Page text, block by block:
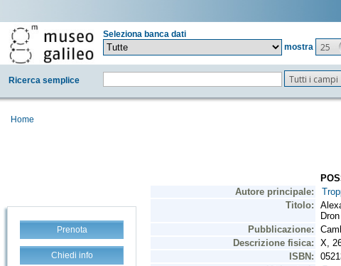
Seleziona banca dati
mostra
25
Ricerca semplice Tutti i campi
Home
Prenota
Chiedi info